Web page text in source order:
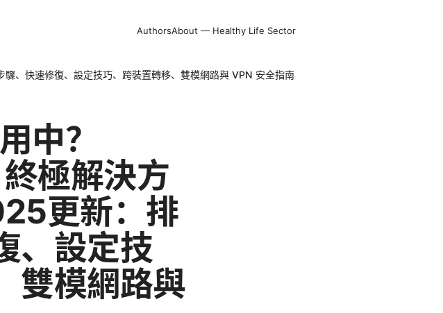
AuthorsAbout — Healthy Life Sector
、快速修復、設定技巧、跨裝置轉移、雙模網路與 VPN 安全指南
中？
極解決方
更新：排
、設定技
雙模網路與